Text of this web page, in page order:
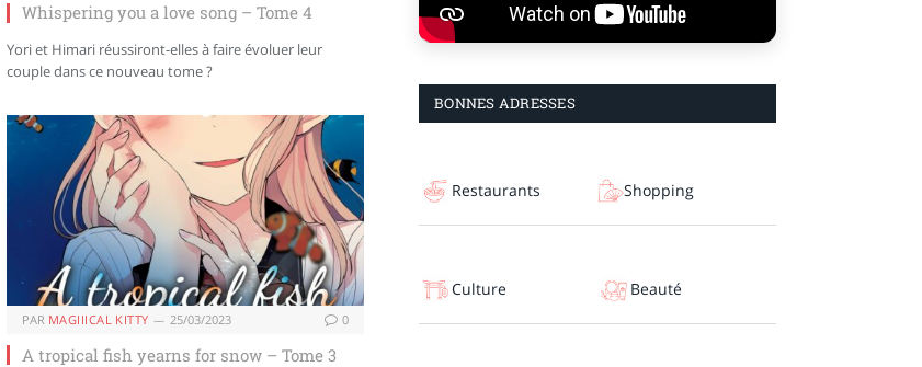
Whispering you a love song – Tome 4
Yori et Himari réussiront-elles à faire évoluer leur
couple dans ce nouveau tome ?
PAR MAGIIICAL KITTY 25/03/2023 0
A tropical fish yearns for snow – Tome 3
BONNES ADRESSES
Restaurants Shopping
Culture Beauté